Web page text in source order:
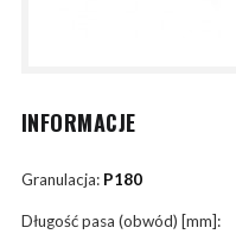
INFORMACJE
Granulacja: P180
Długość pasa (obwód) [mm]: